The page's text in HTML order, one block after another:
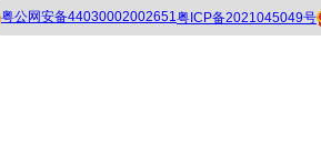
粤公网安备44030002002651粤ICP备2021045049号